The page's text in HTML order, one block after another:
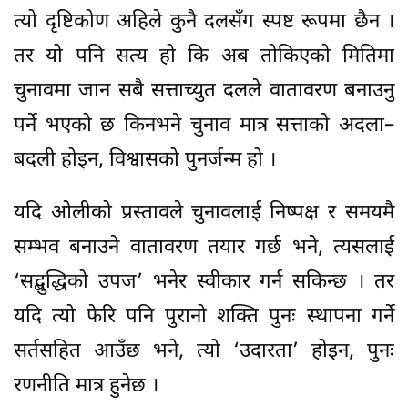
त्यो दृष्टिकोण अहिले कुनै दलसँग स्पष्ट रूपमा छैन ।
तर यो पनि सत्य हो कि अब तोकिएको मितिमा
चुनावमा जान सबै सत्ताच्युत दलले वातावरण बनाउनु
पर्ने भएको छ किनभने चुनाव मात्र सत्ताको अदला–
बदली होइन, विश्वासको पुनर्जन्म हो ।
यदि ओलीको प्रस्तावले चुनावलाई निष्पक्ष र समयमै
सम्भव बनाउने वातावरण तयार गर्छ भने, त्यसलाई
‘सद्बुद्धिको उपज’ भनेर स्वीकार गर्न सकिन्छ । तर
यदि त्यो फेरि पनि पुरानो शक्ति पुनः स्थापना गर्ने
सर्तसहित आउँछ भने, त्यो ‘उदारता’ होइन, पुनः
रणनीति मात्र हुनेछ ।